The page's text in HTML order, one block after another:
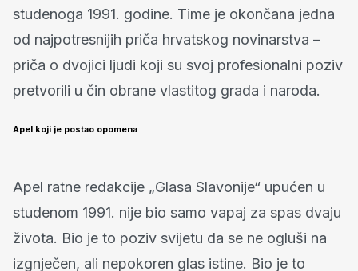
studenoga 1991. godine. Time je okončana jedna
od najpotresnijih priča hrvatskog novinarstva –
priča o dvojici ljudi koji su svoj profesionalni poziv
pretvorili u čin obrane vlastitog grada i naroda.
Apel koji je postao opomena
Apel ratne redakcije „Glasa Slavonije“ upućen u
studenom 1991. nije bio samo vapaj za spas dvaju
života. Bio je to poziv svijetu da se ne ogluši na
izgnječen, ali nepokoren glas istine. Bio je to